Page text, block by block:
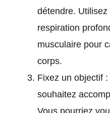
détendre.
respiration
musculaire pour
corps.
Fixez un objectif
souhaitez
Vous pourriez